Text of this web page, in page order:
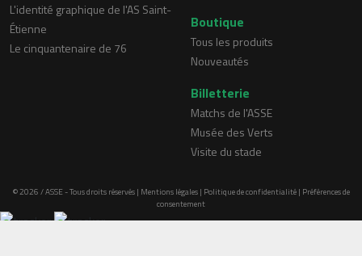
L'identité graphique de l'AS Saint-
Étienne
Le cinquantenaire de 76
Boutique
Tous les produits
Nouveautés
Billetterie
Matchs de l'ASSE
Musée des Verts
Visite du stade
© 2026 / ASSE - Tous droits réservés | Mentions légales| Politique de confidentialité| Préférences de
consentement